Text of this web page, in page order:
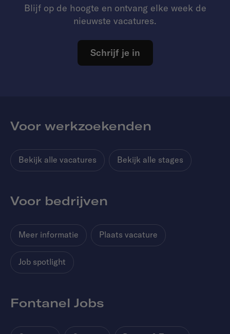
Blijf op de hoogte en ontvang elke week de
nieuwste vacatures.
Schrijf je in
Voor werkzoekenden
Bekijk alle vacatures Bekijk alle stages
Voor bedrijven
Meer informatie Plaats vacature
Job spotlight
Fontanel Jobs